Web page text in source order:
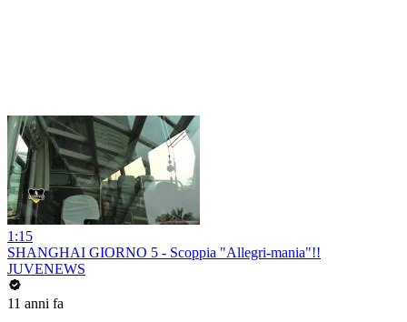
1:15
SHANGHAI GIORNO 5 - Scoppia "Allegri-mania"!!
JUVENEWS
11 anni fa